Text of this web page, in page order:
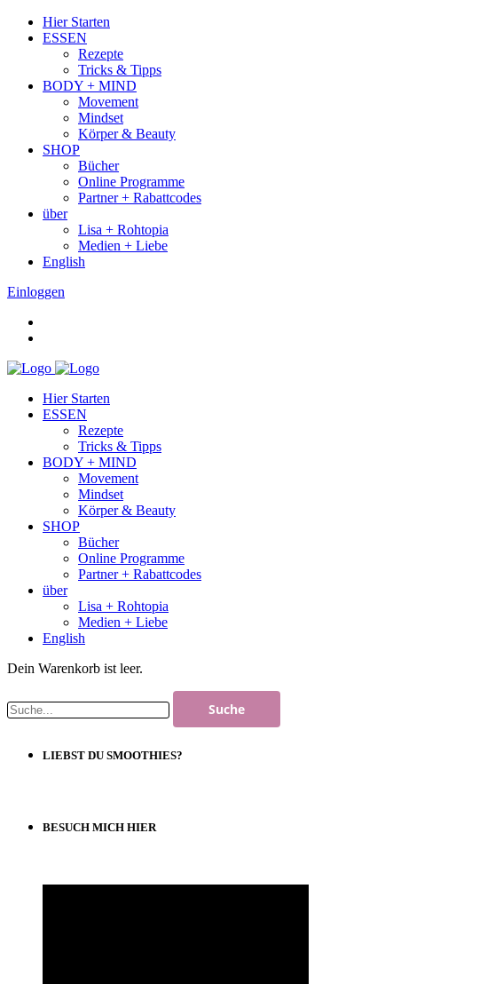
Hier Starten
ESSEN
Rezepte
Tricks & Tipps
BODY + MIND
Movement
Mindset
Körper & Beauty
SHOP
Bücher
Online Programme
Partner + Rabattcodes
über
Lisa + Rohtopia
Medien + Liebe
English
Einloggen
Hier Starten
ESSEN
Rezepte
Tricks & Tipps
BODY + MIND
Movement
Mindset
Körper & Beauty
SHOP
Bücher
Online Programme
Partner + Rabattcodes
über
Lisa + Rohtopia
Medien + Liebe
English
Dein Warenkorb ist leer.
LIEBST DU SMOOTHIES?
BESUCH MICH HIER